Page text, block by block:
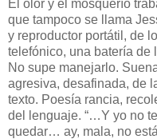
El olor y el mosquerío
que tampoco se llama
y reproductor portátil, de
telefónico, una batería de
No supe manejarlo.
agresiva, desafinada, de
texto. Poesía rancia,
del lenguaje. “…Y yo no
quedar… ay, mala, no